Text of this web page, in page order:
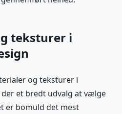
teksturer i
og teksturer i
et bredt udvalg at vælge
er bomuld det mest